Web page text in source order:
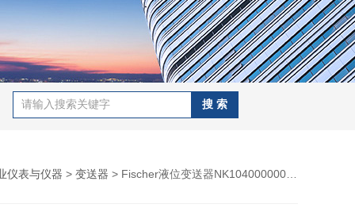
仪表与仪器 > 变送器 > Fischer液位变送器NK10400000010000N0011